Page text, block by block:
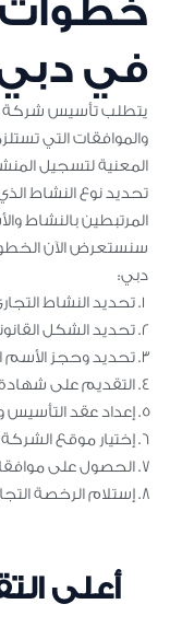
في
يتطلب تأسيس شركة
والموافقات التي
المعنية لتسجيل
تحديد نوع النشاط
المرتبطين بالنشاط
سنستعرض الآن
دبي:
تحديد النشاط
تحديد الشكل
تحديد وحجز الأسم
التقديم على شهادة
إعداد عقد
إختيار موقع الشركة
الحصول على
إستلام الرخصة
أعلى